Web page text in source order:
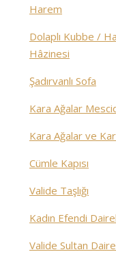
Harem
Dolaplı Kubbe /
Hâzinesi
Şadırvanlı Sofa
Kara Ağalar
Kara Ağalar ve
Cümle Kapısı
Valide Taşlığı
Kadın Efendi
Valide Sultan